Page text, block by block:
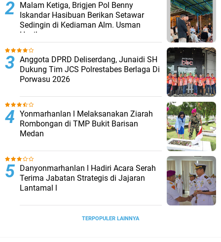
Malam Ketiga, Brigjen Pol Benny
Iskandar Hasibuan Berikan Setawar
Sedingin di Kediaman Alm. Usman
Hasibuan
Anggota DPRD Deliserdang, Junaidi SH
Dukung Tim JCS Polrestabes Berlaga Di
Porwasu 2026
Yonmarhanlan l Melaksanakan Ziarah
Rombongan di TMP Bukit Barisan
Medan
Danyonmarhanlan l Hadiri Acara Serah
Terima Jabatan Strategis di Jajaran
Lantamal l
TERPOPULER LAINNYA